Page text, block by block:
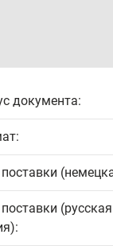
документа:
(русская